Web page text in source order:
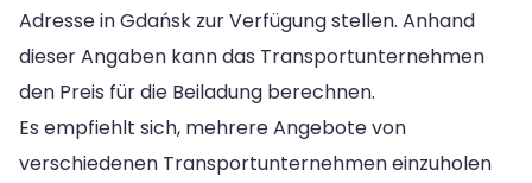
Adresse in Gdańsk zur Verfügung stellen. Anhand
dieser Angaben kann das Transportunternehmen
den Preis für die Beiladung berechnen.
Es empfiehlt sich, mehrere Angebote von
verschiedenen Transportunternehmen einzuholen